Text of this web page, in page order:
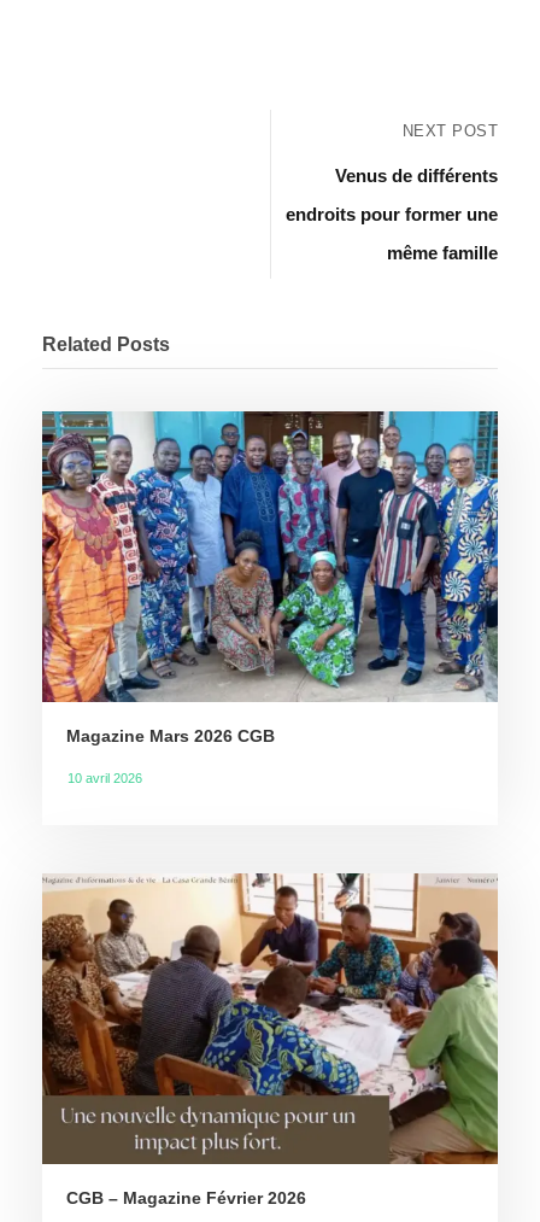
NEXT POST
Venus de différents
endroits pour former une
même famille
Related Posts
Magazine Mars 2026 CGB
10 avril 2026
CGB – Magazine Février 2026